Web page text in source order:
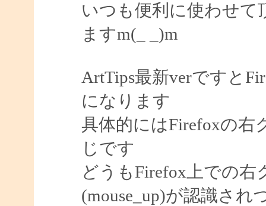
いつも便利に使わせ
ますm(_ _)m
ArtTips最新verですと
になります
具体的にはFirefoxの右
じです
どうもFirefox上での
(mouse_up)が認識され